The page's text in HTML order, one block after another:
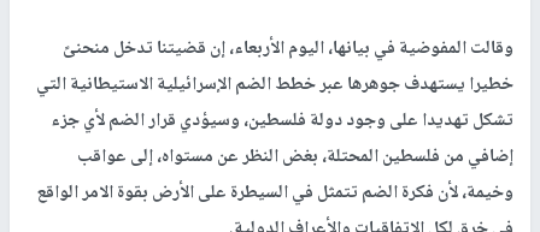
وقالت المفوضية في بيانها، اليوم الأربعاء، إن قضيتنا تدخل منحنىً
خطيرا يستهدف جوهرها عبر خطط الضم الإسرائيلية الاستيطانية التي
تشكل تهديدا على وجود دولة فلسطين، وسيؤدي قرار الضم لأي جزء
إضافي من فلسطين المحتلة، بغض النظر عن مستواه، إلى عواقب
وخيمة، لأن فكرة الضم تتمثل في السيطرة على الأرض بقوة الامر الواقع